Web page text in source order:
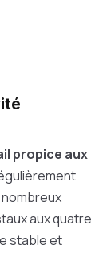
propice aux
aux quatre
stable et